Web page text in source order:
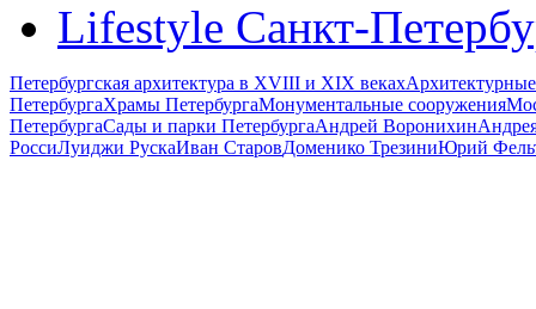
Lifestyle Санкт-
Петербургская архитектура в XVIII и XIX веках
ПетербургаХрамы ПетербургаМонументальные сооружения
ПетербургаСады и парки ПетербургаАндрей Воронихин
РоссиЛуиджи РускаИван СтаровДоменико ТрезиниЮрий